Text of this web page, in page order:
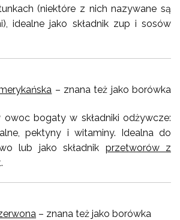
(niektóre z nich nazywane są
idealne jako składnik zup i sosów
– znana też jako borówka
owoc bogaty w składniki odżywcze:
pektyny i witaminy. Idealna do
lub jako składnik przetworów z
– znana też jako borówka